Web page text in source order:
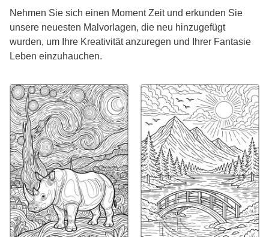
Nehmen Sie sich einen Moment Zeit und erkunden Sie
unsere neuesten Malvorlagen, die neu hinzugefügt
wurden, um Ihre Kreativität anzuregen und Ihrer Fantasie
Leben einzuhauchen.